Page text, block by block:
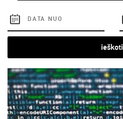
ieškoti